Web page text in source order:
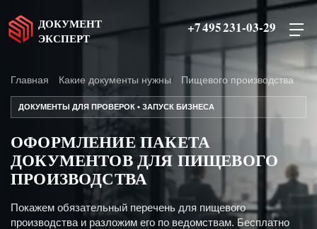
ДОКУМЕНТ
ЭКСПЕРТ
+7 495 231-03-29
Главная Какие документы нужны Пищевого производства
ДОКУМЕНТЫ ДЛЯ ПРОВЕРОК • ЗАПУСК БИЗНЕСА
ОФОРМЛЕНИЕ ПАКЕТА
ДОКУМЕНТОВ ДЛЯ ПИЩЕВОГО
ПРОИЗВОДСТВА
Покажем обязательный перечень для пищевого
производства и разложим его по ведомствам. Бесплатно